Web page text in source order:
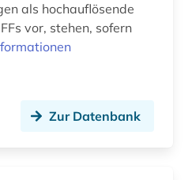
als hochauflösende
vor, stehen, sofern
Zur Datenbank